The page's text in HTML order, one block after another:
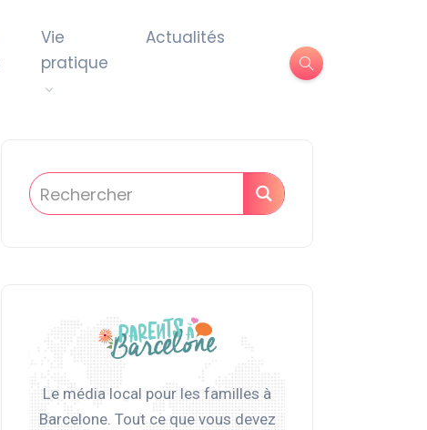
Vie
pratique
Actualités
Le média local pour les familles à
Barcelone. Tout ce que vous devez